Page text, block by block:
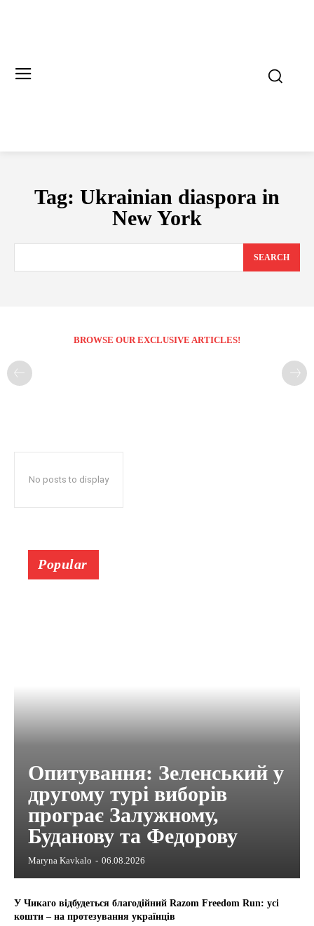
Tag: Ukrainian diaspora in
New York
SEARCH
BROWSE OUR EXCLUSIVE ARTICLES!
No posts to display
Popular
Опитування: Зеленський у
другому турі виборів
програє Залужному,
Буданову та Федорову
Maryna Kavkalo - 06.08.2026
У Чикаго відбудеться благодійний Razom Freedom Run: усі
кошти – на протезування українців